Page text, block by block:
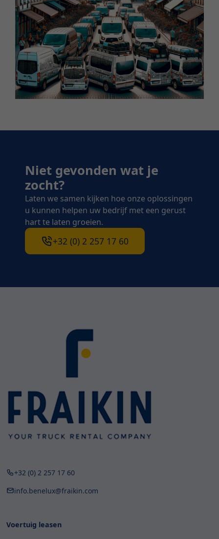
Niet gevonden wat je
zocht?
Laten we samen kijken hoe onze oplossingen
u kunnen helpen uw bedrijf met een gerust
hart te laten groeien.
+32 (0) 2 257 17 60
+32 (0) 2 257 17 60
info.benelux@fraikin.com
Voertuig leasen